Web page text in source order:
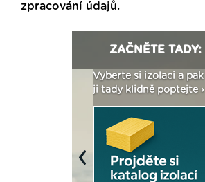
zpracování údajů.
ZAČNĚTE TADY:
Vyberte si izolaci a pak
ji tady klidně poptejte ›
Previous